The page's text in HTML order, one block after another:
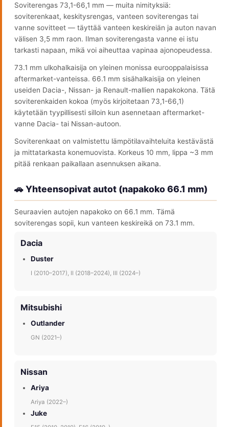
Soviterengas 73,1-66,1 mm — muita nimityksiä:
soviterenkaat, keskitysrengas, vanteen soviterengas tai
vanne sovitteet — täyttää vanteen keskireiän ja auton navan
välisen 3,5 mm raon. Ilman soviterengasta vanne ei istu
tarkasti napaan, mikä voi aiheuttaa vapinaa ajonopeudessa.
73.1 mm ulkohalkaisija on yleinen monissa eurooppalaisissa
aftermarket-vanteissa. 66.1 mm sisähalkaisija on yleinen
useiden Dacia-, Nissan- ja Renault-mallien napakokona. Tätä
soviterenkaiden kokoa (myös kirjoitetaan 73,1-66,1)
käytetään tyypillisesti silloin kun asennetaan aftermarket-
vanne Dacia- tai Nissan-autoon.
Soviterenkaat on valmistettu lämpötilavaihteluita kestävästä
ja mittatarkasta konemuovista. Korkeus 10 mm, lippa ~3 mm
pitää renkaan paikallaan asennuksen aikana.
🚗 Yhteensopivat autot (napakoko 66.1 mm)
Seuraavien autojen napakoko on 66.1 mm. Tämä
soviterengas sopii, kun vanteen keskireikä on 73.1 mm.
Dacia
Duster
I (2010–2017), II (2018–2024), III (2024–)
Mitsubishi
Outlander
GN (2021–)
Nissan
Ariya
Ariya (2022–)
Juke